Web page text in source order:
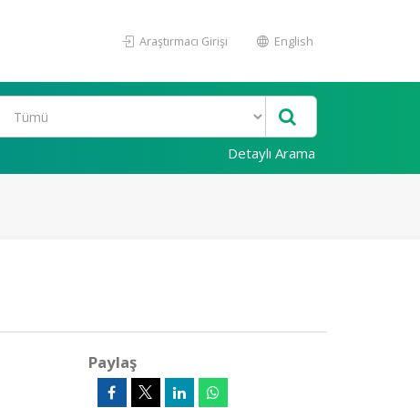
Araştırmacı Girişi English
Detaylı Arama
Paylaş